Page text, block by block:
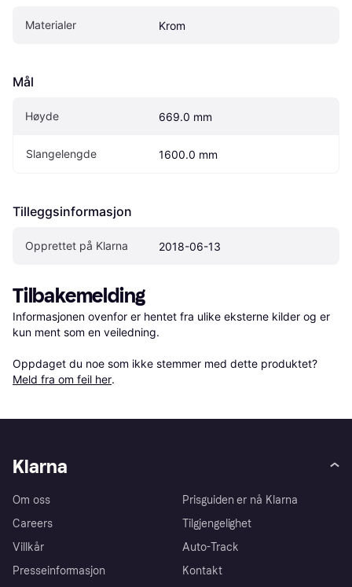
Materialer Krom
Mål
Høyde 669.0 mm
Slangelengde 1600.0 mm
Tilleggsinformasjon
Opprettet på Klarna 2018-06-13
Tilbakemelding
Informasjonen ovenfor er hentet fra ulike eksterne kilder og er
kun ment som en veiledning.
Oppdaget du noe som ikke stemmer med dette produktet?
Meld fra om feil her.
Klarna
Om oss
Careers
Villkår
Presseinformasjon
Prisguiden er nå Klarna
Tilgjengelighet
Auto-Track
Kontakt